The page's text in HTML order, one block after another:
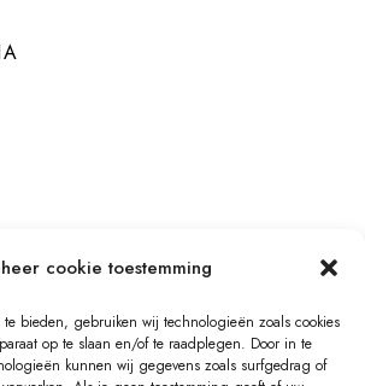
cookie toestemming
bieden, gebruiken wij technologieën zoals cookies
op te slaan en/of te raadplegen. Door in te
kunnen wij gegevens zoals surfgedrag of
Neem contact op!